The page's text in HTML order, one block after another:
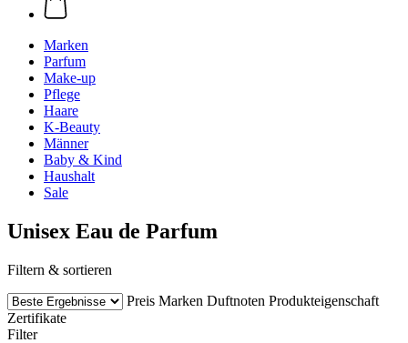
Marken
Parfum
Make-up
Pflege
Haare
K-Beauty
Männer
Baby & Kind
Haushalt
Sale
Unisex Eau de Parfum
Filtern & sortieren
Preis Marken Duftnoten Produkteigenschaft
Zertifikate
Filter